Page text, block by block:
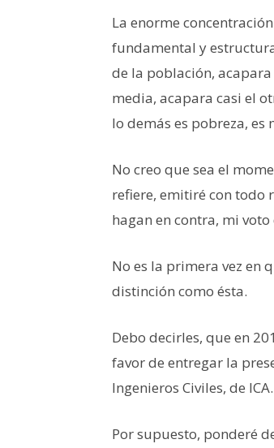
La enorme
fundamental y
de la población,
media, acapara casi el
lo demás es pobreza,
No creo que sea el
refiere, emitiré con todo
hagan en contra, mi
No es la primera vez en
distinción como ésta.
Debo decirles, que en
favor de entregar la
Ingenieros Civiles, de ICA.
Por supuesto, ponderé